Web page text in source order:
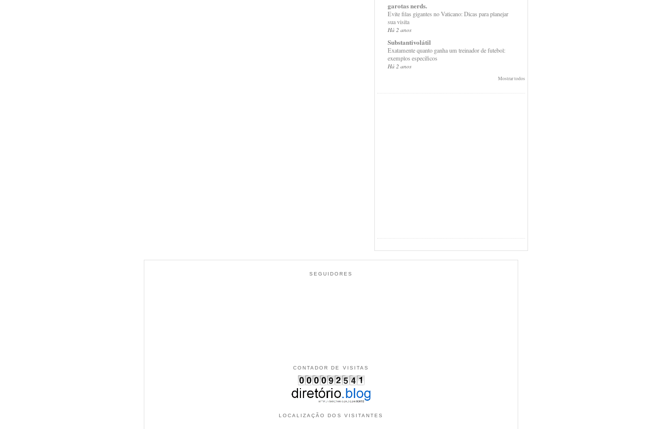
garotas nerds.
Evite filas gigantes no Vaticano: Dicas para planejar
sua visita
Há 2 anos
Substantivolátil
Exatamente quanto ganha um treinador de futebol:
exemplos específicos
Há 2 anos
Mostrar todos
SEGUIDORES
CONTADOR DE VISITAS
LOCALIZAÇÃO DOS VISITANTES